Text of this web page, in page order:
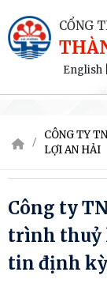
CỔNG
English
CÔNG TY
LỢI AN HẢI
Công ty
trình thuỷ
tin định